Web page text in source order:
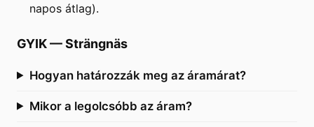
napos átlag).
GYIK—Strängnäs
Hogyan határozzák meg az áramárat?
Mikor a legolcsóbb az áram?